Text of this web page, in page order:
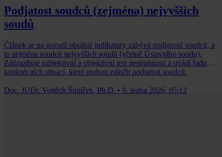
Podjatost soudců (zejména) nejvyšších
soudů
Článek se na pozadí obsáhlé judikatury zabývá podjatostí soudců, a
to zejména soudců nejvyšších soudů (včetně Ústavního soudu).
Zdůrazňuje subjektivní a objektivní test nestrannosti a uvádí řadu
konkrét­ ních situací, které mohou založit podjatost soudců.
Doc. JUDr. Vojtěch Šimíček, Ph.D. • 9. ledna 2026, 05:12